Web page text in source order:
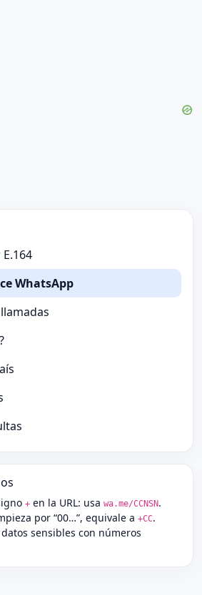
WhatsApp
+ en la URL: usa wa.me/CCNSN.
por “00…”, equivale a +CC.
sensibles con números